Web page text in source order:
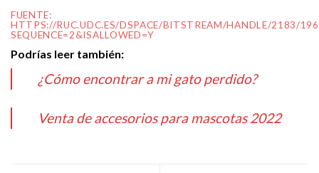
FUENTE:
HTTPS://RUC.UDC.ES/DSPACE/BITSTREAM/HANDLE/2183/
SEQUENCE=2&ISALLOWED=Y
Podrías leer también:
¿Cómo encontrar a mi gato perdido?
Venta de accesorios para mascotas 2022